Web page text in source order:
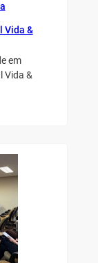
Vida &
em
Vida &